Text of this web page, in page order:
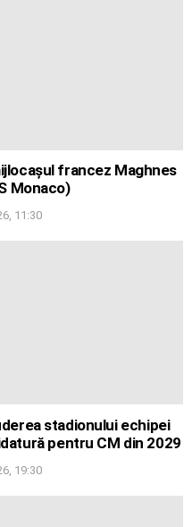
francez Maghnes
Monaco)
11:30
stadionului echipei
pentru CM din 2029
19:30